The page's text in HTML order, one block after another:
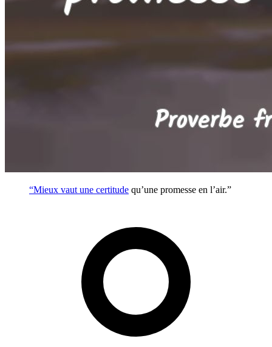
“Mieux vaut une certitude qu’une promesse en l’air.”